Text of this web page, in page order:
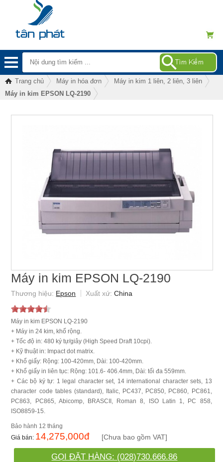
Trang chủ Máy in hóa đơn
Máy in kim 1 liên, 2 liên, 3 liên
Máy in kim EPSON LQ-2190
Máy in kim EPSON LQ-2190
Epson China
Máy in kim EPSON LQ-2190
+ Máy in 24 kim, khổ rộng.
+ Tốc độ in: 480 ký tự/giây (High Speed Draft 10cpi).
+ Kỹ thuật in: Impact dot matrix.
+ Khổ giấy: Rộng: 100-420mm, Dài: 100-420mm.
+ Khổ giấy in liên tục: Rộng: 101.6- 406.4mm, Dài: tối đa 559mm.
+ Các bộ ký tự: 1 legal character set, 14 international character sets, 13
character code tables (standard), Italic, PC437, PC850, PC860, PC861,
PC863, PC865, Abicomp, BRASCII, Roman 8, ISO Latin 1, PC 858,
ISO8859-15.
12 tháng
14,275,000đ [Chưa bao gồm VAT]
GỌI ĐẶT HÀNG: (028)730.666.86